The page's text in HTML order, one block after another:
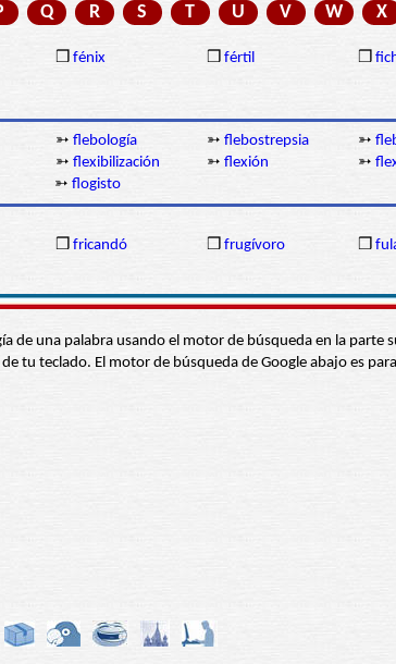
Q R S T U V W X
❒ fénix ❒ fértil ❒
➳ flebología ➳ flebostrepsia ➳
➳ flexibilización ➳ flexión ➳
➳ flogisto
❒ fricandó ❒ frugívoro ❒
de una palabra usando el motor de búsqueda en la parte
tu teclado. El motor de búsqueda de Google abajo es